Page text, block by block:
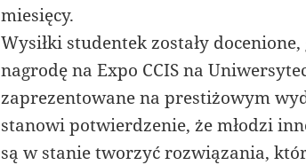
miesięcy.
Wysiłki studentek zostały
nagrodę na Expo CCIS na
zaprezentowane na prestiżowym
stanowi potwierdzenie, że młodzi
są w stanie tworzyć rozwiązania,